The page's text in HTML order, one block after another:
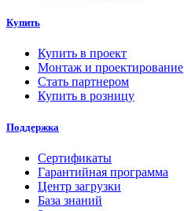
Купить
Купить в проект
Монтаж и проектирование
Стать партнером
Купить в розницу
Поддержка
Сертификаты
Гарантийная программа
Центр загрузки
База знаний